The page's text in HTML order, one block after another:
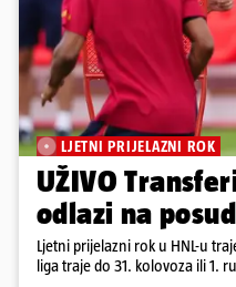
LJETNI PRIJELAZNI ROK
UŽIVO
odlazi na
Ljetni prijelazni rok u HNL-u
liga traje do 31. kolovoza ili 1.